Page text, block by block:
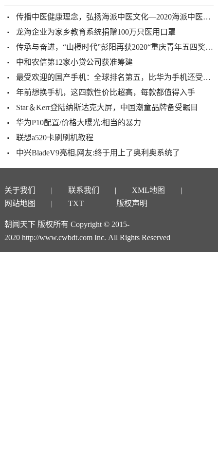
传播中医健康理念，弘扬海派中医文化—2020海派中医砥砺前行
龙海企业为家乡教育系统捐赠100万只医用口罩
传承与奋进，“山橙时代”彭阳再获2020“重庆青年五四奖章”
中和农信第12家小贷公司获准筹建
最受欢迎的国产手机：全球排名第五，比华为手机还受欢迎
年前想换手机，这四款性价比超高，每款都值得入手
Star＆Kerr登陆纳斯达克大屏，中国潮童品牌备受瞩目
华为P10配置/价格大曝光:相当的暴力
联想a520卡刷刷机教程
中兴BladeV9亮相,网友:终于用上了奥利奥系统了
关于我们 联系我们
XML地图
网站地图
TXT 版权声明
朝闻天下 版权所有 Copyright © 2015-
2020 http://www.cwbdt.com Inc. All Rights Reserved